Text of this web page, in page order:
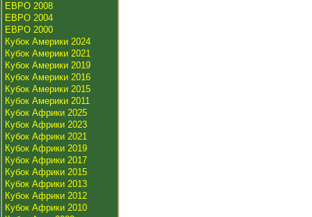
ЕВРО 2008
ЕВРО 2004
ЕВРО 2000
Кубок Америки 2024
Кубок Америки 2021
Кубок Америки 2019
Кубок Америки 2016
Кубок Америки 2015
Кубок Америки 2011
Кубок Африки 2025
Кубок Африки 2023
Кубок Африки 2021
Кубок Африки 2019
Кубок Африки 2017
Кубок Африки 2015
Кубок Африки 2013
Кубок Африки 2012
Кубок Африки 2010